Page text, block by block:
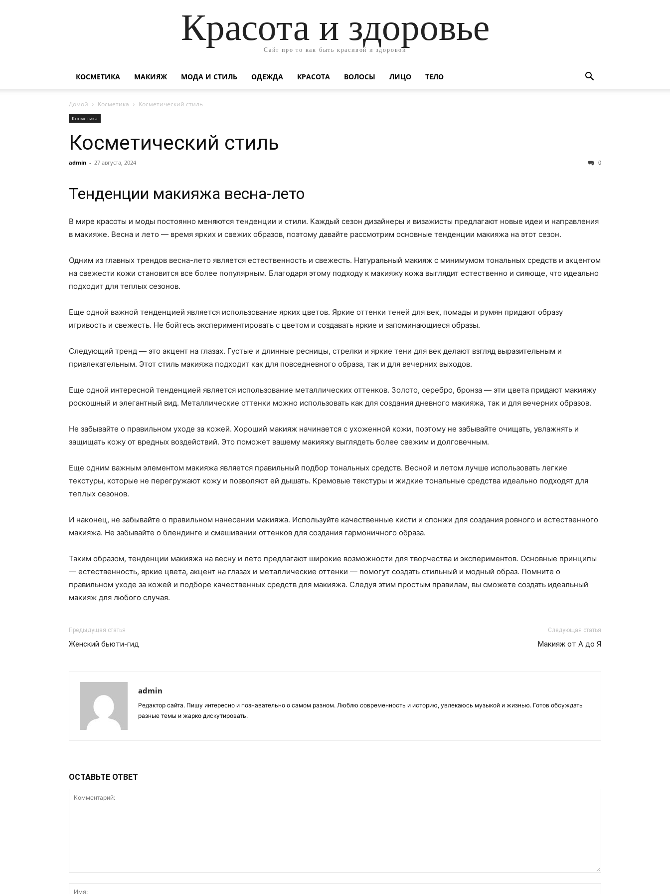
Красота и здоровье
Сайт про то как быть красивой и здоровой
КОСМЕТИКА МАКИЯЖ МОДА И СТИЛЬ ОДЕЖДА КРАСОТА ВОЛОСЫ ЛИЦО ТЕЛО
Домой Косметика Косметический стиль
Косметика
Косметический стиль
admin - 27 августа, 2024 0
Тенденции макияжа весна-лето
В мире красоты и моды постоянно меняются тенденции и стили. Каждый сезон дизайнеры и визажисты предлагают новые идеи и направления
в макияже. Весна и лето — время ярких и свежих образов, поэтому давайте рассмотрим основные тенденции макияжа на этот сезон.
Одним из главных трендов весна-лето является естественность и свежесть. Натуральный макияж с минимумом тональных средств и акцентом
на свежести кожи становится все более популярным. Благодаря этому подходу к макияжу кожа выглядит естественно и сияюще, что идеально
подходит для теплых сезонов.
Еще одной важной тенденцией является использование ярких цветов. Яркие оттенки теней для век, помады и румян придают образу
игривость и свежесть. Не бойтесь экспериментировать с цветом и создавать яркие и запоминающиеся образы.
Следующий тренд — это акцент на глазах. Густые и длинные ресницы, стрелки и яркие тени для век делают взгляд выразительным и
привлекательным. Этот стиль макияжа подходит как для повседневного образа, так и для вечерних выходов.
Еще одной интересной тенденцией является использование металлических оттенков. Золото, серебро, бронза — эти цвета придают макияжу
роскошный и элегантный вид. Металлические оттенки можно использовать как для создания дневного макияжа, так и для вечерних образов.
Не забывайте о правильном уходе за кожей. Хороший макияж начинается с ухоженной кожи, поэтому не забывайте очищать, увлажнять и
защищать кожу от вредных воздействий. Это поможет вашему макияжу выглядеть более свежим и долговечным.
Еще одним важным элементом макияжа является правильный подбор тональных средств. Весной и летом лучше использовать легкие
текстуры, которые не перегружают кожу и позволяют ей дышать. Кремовые текстуры и жидкие тональные средства идеально подходят для
теплых сезонов.
И наконец, не забывайте о правильном нанесении макияжа. Используйте качественные кисти и спонжи для создания ровного и естественного
макияжа. Не забывайте о блендинге и смешивании оттенков для создания гармоничного образа.
Таким образом, тенденции макияжа на весну и лето предлагают широкие возможности для творчества и экспериментов. Основные принципы
— естественность, яркие цвета, акцент на глазах и металлические оттенки — помогут создать стильный и модный образ. Помните о
правильном уходе за кожей и подборе качественных средств для макияжа. Следуя этим простым правилам, вы сможете создать идеальный
макияж для любого случая.
Предыдущая статья
Женский бьюти-гид
Следующая статья
Макияж от А до Я
admin
Редактор сайта. Пишу интересно и познавательно о самом разном. Люблю современность и историю, увлекаюсь музыкой и жизнью. Готов обсуждать
разные темы и жарко дискутировать.
ОСТАВЬТЕ ОТВЕТ